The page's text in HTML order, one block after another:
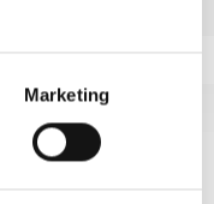
Marketing
364 cm
239 cm